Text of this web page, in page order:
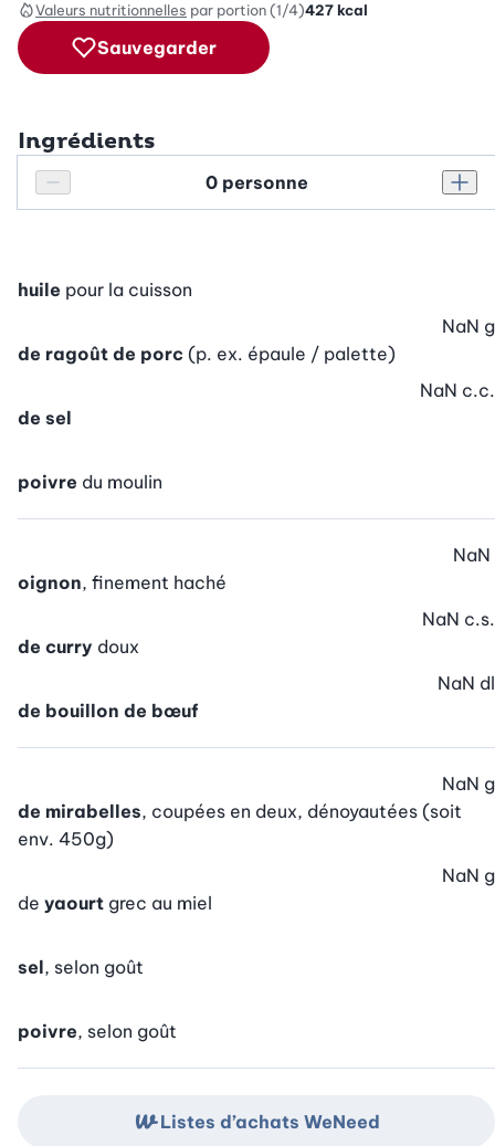
Valeurs nutritionnelles par portion (1/4)427kcal
Sauvegarder
Ingrédients
Réduire le nombre de personnes
Personnes
huile pour la cuisson
de ragoût de porc (p. ex. épaule / palette)
NaN g
de sel
NaN c.c.
poivre du moulin
oignon, finement haché
NaN
de curry doux
NaN c.s.
de bouillon de bœuf
NaN dl
de mirabelles, coupées en deux, dénoyautées (soit
env. 450g)
NaN g
de yaourt grec au miel
NaN g
sel, selon goût
poivre, selon goût
Listes d’achats WeNeed